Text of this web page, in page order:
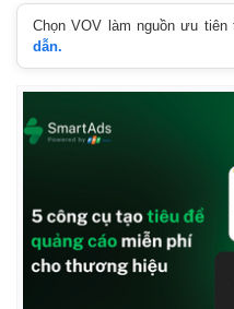
Thế giới
Quan sát
Cuộc sống đó đây
Chọn VOV làm nguồn ưu
dẫn.